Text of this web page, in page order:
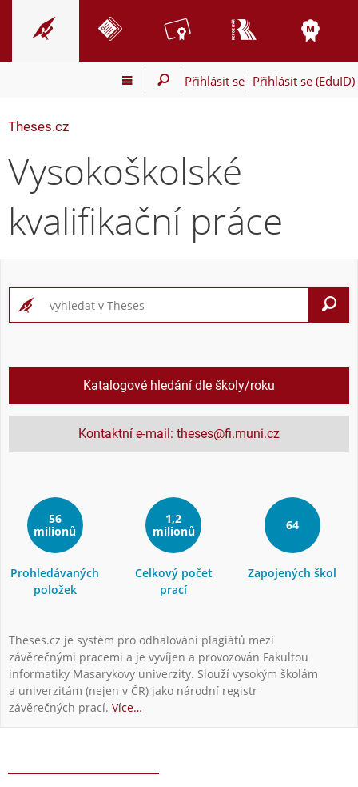
Přihlásit se Přihlásit se (EduID)
Theses.cz
Vysokoškolské
kvalifikační práce
Katalogové hledání dle školy/roku
Kontaktní e-mail: theses@fi.muni.cz
56
milionů
Prohledávaných
položek
1,2
milionů
Celkový počet
prací
64
Zapojených škol
Theses.cz je systém pro odhalování plagiátů mezi
závěrečnými pracemi a je vyvíjen a provozován Fakultou
informatiky Masarykovy univerzity. Slouží vysokým školám
a univerzitám (nejen v ČR) jako národní registr
závěrečných prací. Více…